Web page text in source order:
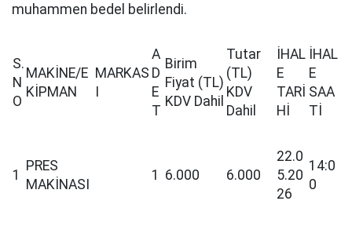
muhammen bedel belirlendi.
S.
N
O
MAKİNE/E
KİPMAN
MARKAS
I
A
D
E
T
Birim
Fiyat (TL)
KDV Dahil
Tutar
(TL)
KDV
Dahil
İHAL
E
TARİ
Hİ
İHAL
E
SAA
Tİ
1
PRES
MAKİNASI
1 6.000 6.000
22.0
5.20
26
14:0
0